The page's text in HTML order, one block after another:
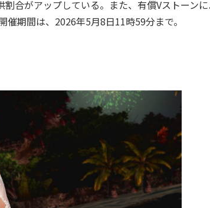
合がアップしている。また、有償Vストーン
期間は、2026年5月8日11時59分まで。